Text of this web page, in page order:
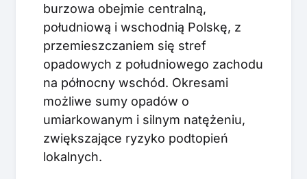
burzowa obejmie centralną,
południową i wschodnią Polskę, z
przemieszczaniem się stref
opadowych z południowego zachodu
na północny wschód. Okresami
możliwe sumy opadów o
umiarkowanym i silnym natężeniu,
zwiększające ryzyko podtopień
lokalnych.